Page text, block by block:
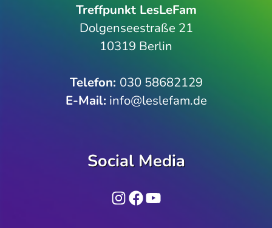
Treffpunkt LesLeFam
Dolgenseestraße 21
10319 Berlin
Telefon­: 030 58682129
E-Mail: info@leslefam.de
Social Media
Instagram
Facebook
YouTube